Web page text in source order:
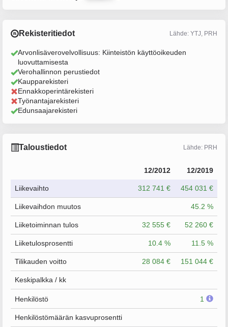
Rekisteritiedot Lähde: YTJ, PRH
Arvonlisäverovelvollisuus: Kiinteistön käyttöoikeuden
luovuttamisesta
Verohallinnon perustiedot
Kaupparekisteri
Ennakkoperintärekisteri
Työnantajarekisteri
Edunsaajarekisteri
Taloustiedot Lähde: PRH
12/2012 12/2019
Liikevaihto 312 741 € 454 031 €
Liikevaihdon muutos 45.2 %
Liiketoiminnan tulos 32 555 € 52 260 €
Liiketulosprosentti 10.4 % 11.5 %
Tilikauden voitto 28 084 € 151 044 €
Keskipalkka / kk
Henkilöstö 1
Henkilöstömäärän kasvuprosentti